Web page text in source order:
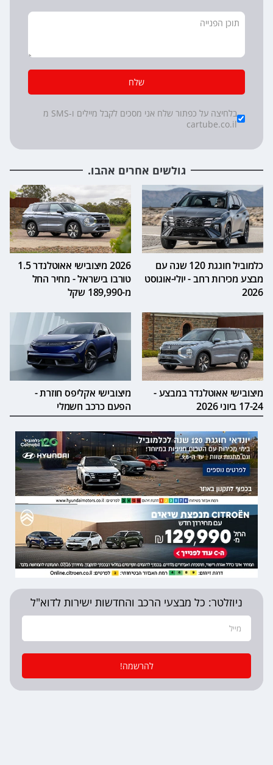
שלח
Checkboxes
*
בלחיצה על כפתור שלח אני מסכים לקבל מיילים ו-SMS מ
cartube.co.il
גולשים אחרים אהבו.
כלמוביל חוגגת 120 שנה עם
מבצע מכירות רחב - יולי-אוגוסט
2026
2026 מיצובישי אאוטלנדר 1.5
טורבו בישראל - מחיר החל
מ-189,990 שקל
מיצובישי אאוטלנדר במבצע -
17-24 ביוני 2026
מיצובישי אקליפס חוזרת -
הפעם כרכב חשמלי
ניוזלטר: כל מבצעי הרכב והחדשות ישירות לדוא"ל
להרשמה!